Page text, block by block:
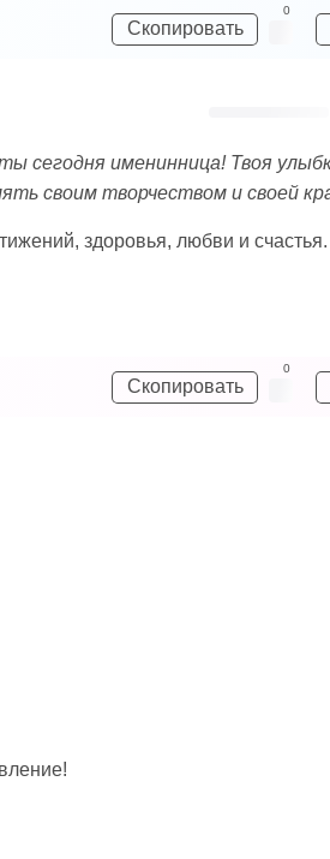
Скопировать
0
сегодня именинница! Твоя
своим творчеством и своей
здоровья, любви и
Скопировать
0